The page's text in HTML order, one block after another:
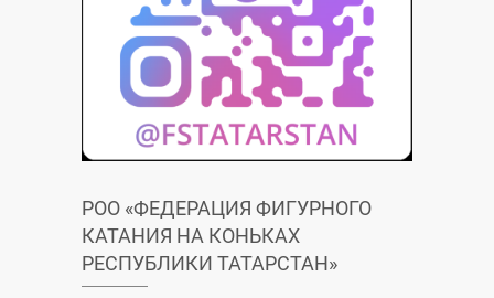
РОО «ФЕДЕРАЦИЯ ФИГУРНОГО
КАТАНИЯ НА КОНЬКАХ
РЕСПУБЛИКИ ТАТАРСТАН»